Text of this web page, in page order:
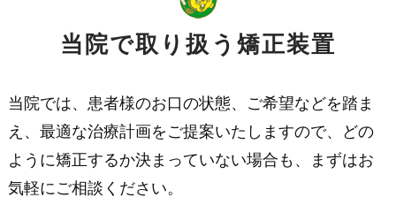
当院で取り扱う矯正装置
当院では、患者様のお口の状態、ご希望などを踏ま
え、最適な治療計画をご提案いたしますので、どの
ように矯正するか決まっていない場合も、まずはお
気軽にご相談ください。